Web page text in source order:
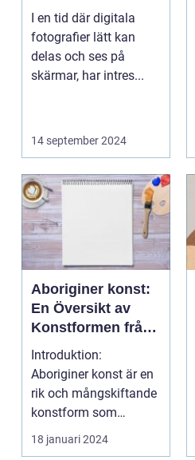
I en tid där digitala
fotografier lätt kan
delas och ses på
skärmar, har intres...
14 september 2024
Aboriginer konst:
En Översikt av
Konstformen från
Australiens
Urinvånare
Introduktion:
Aboriginer konst är en
rik och mångskiftande
konstform som
härstammar från
Australiens...
18 januari 2024